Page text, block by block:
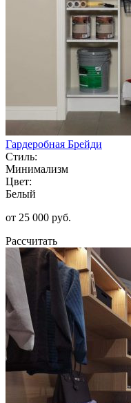
Гардеробная Брейди
Стиль:
Минимализм
Цвет:
Белый
от 25 000 руб.
Рассчитать